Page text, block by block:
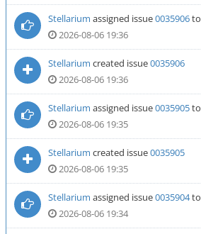
Stellarium assigned issue0035906to
2026-08-06 19:36
Stellarium created issue0035906
2026-08-06 19:36
Stellarium assigned issue0035905to
2026-08-06 19:35
Stellarium created issue0035905
2026-08-06 19:35
Stellarium assigned issue0035904to
2026-08-06 19:34